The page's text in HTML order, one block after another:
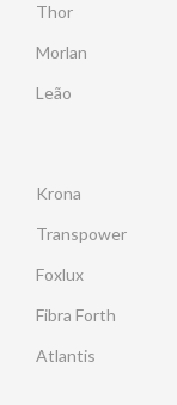
Thor
Morlan
Leão
Krona
Transpower
Foxlux
Fibra Forth
Atlantis